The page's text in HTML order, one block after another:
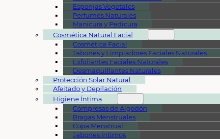
Esponjas Vegetales
Perfumes Naturales
Manicura y Pedicura
Cosmética Natural Facial
Cosmética Facial
Jabones y Limpiadores Faciales Naturales
Exfoliantes Faciales Naturales
Desmaquillantes Naturales
Protección Solar Natural
Afeitado y Depilación
Higiene Íntima
Compresas de Algodón
Bragas Menstruales
Copa Menstrual
Jabones Íntimos